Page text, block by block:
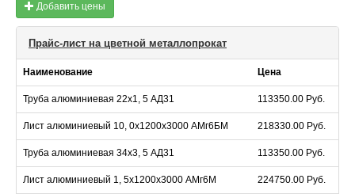
Добавить цены
Прайс-лист на цветной металлопрокат
Наименование Цена
Труба алюминиевая 22х1, 5 АД31 113350.00 Руб.
Лист алюминиевый 10, 0х1200х3000 АМг6БМ 218330.00 Руб.
Труба алюминиевая 34х3, 5 АД31 113350.00 Руб.
Лист алюминиевый 1, 5х1200х3000 АМг6М 224750.00 Руб.